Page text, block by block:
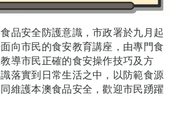
品安全防護意識，市政署於九月起
向市民的食安教育講座，由專門食
導市民正確的食安操作技巧及方
落實到日常生活之中，以防範食源
維護本澳食品安全，歡迎市民踴躍